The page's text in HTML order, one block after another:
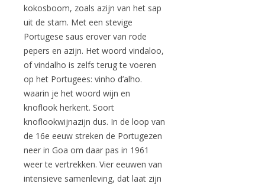
kokosboom, zoals azijn van het sap
uit de stam. Met een stevige
Portugese saus erover van rode
pepers en azijn. Het woord vindaloo,
of vindalho is zelfs terug te voeren
op het Portugees: vinho d’alho.
waarin je het woord wijn en
knoflook herkent. Soort
knoflookwijnazijn dus. In de loop van
de 16e eeuw streken de Portugezen
neer in Goa om daar pas in 1961
weer te vertrekken. Vier eeuwen van
intensieve samenleving, dat laat zijn